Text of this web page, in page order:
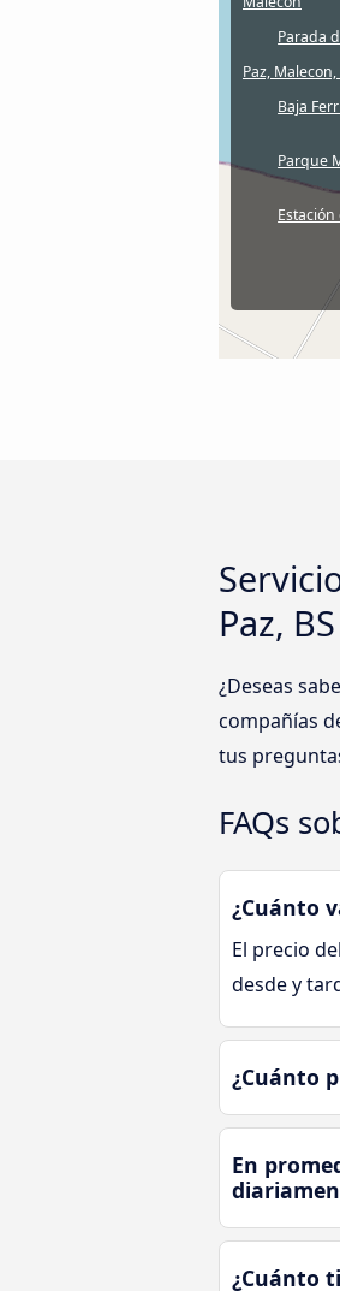
Parada
Paz, Malecon,
Baja
Parque
Paz, BS
¿Deseas
compañías
tus
FAQs
¿Cuánto
El precio
desde y
¿Cuánto
En
¿Cuánto